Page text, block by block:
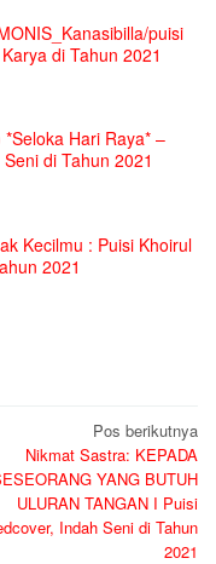
puisi
di Tahun 2021
Hari Raya* –
di Tahun 2021
Kecilmu : Puisi Khoirul
2021
Pos berikutnya
Nikmat Sastra: KEPADA
YANG BUTUH
ULURAN TANGAN I Puisi
Indah Seni di Tahun
2021